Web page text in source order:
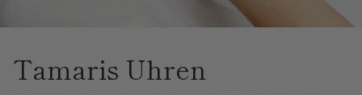
Tamaris Uhren